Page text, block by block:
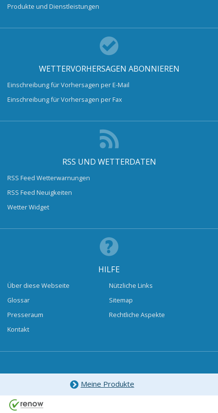
Produkte und Dienstleistungen
WETTERVORHERSAGEN ABONNIEREN
Einschreibung für Vorhersagen per E-Mail
Einschreibung für Vorhersagen per Fax
RSS UND WETTERDATEN
RSS Feed Wetterwarnungen
RSS Feed Neuigkeiten
Wetter Widget
HILFE
Über diese Webseite
Glossar
Presseraum
Kontakt
Nützliche Links
Sitemap
Rechtliche Aspekte
Meine Produkte